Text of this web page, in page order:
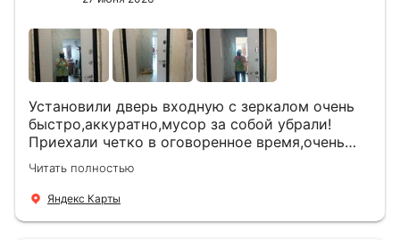
Установили дверь входную с зеркалом очень
быстро,аккуратно,мусор за собой убрали!
Приехали четко в оговоренное время,очень
вежливые,деликатные рабочие .Все
понравилось и дверь ,и работа и цена!
Читать полностью
Яндекс Карты